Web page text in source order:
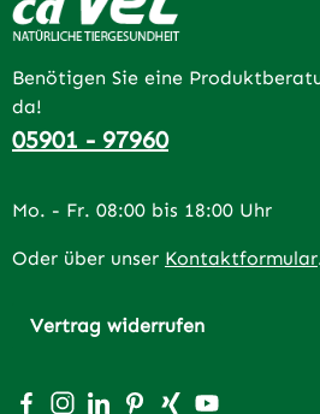
Benötigen Sie eine
da!
05901 - 97960
Mo. - Fr. 08:00 bis 18:00 Uhr
Oder über unser Kontaktformular
Vertrag widerrufen
Besuche uns auf Facebook –
Schau auf Instagram vorbei
Vernetze dich mit uns
Lass dich auf
Vernetze dich
Sieh dir